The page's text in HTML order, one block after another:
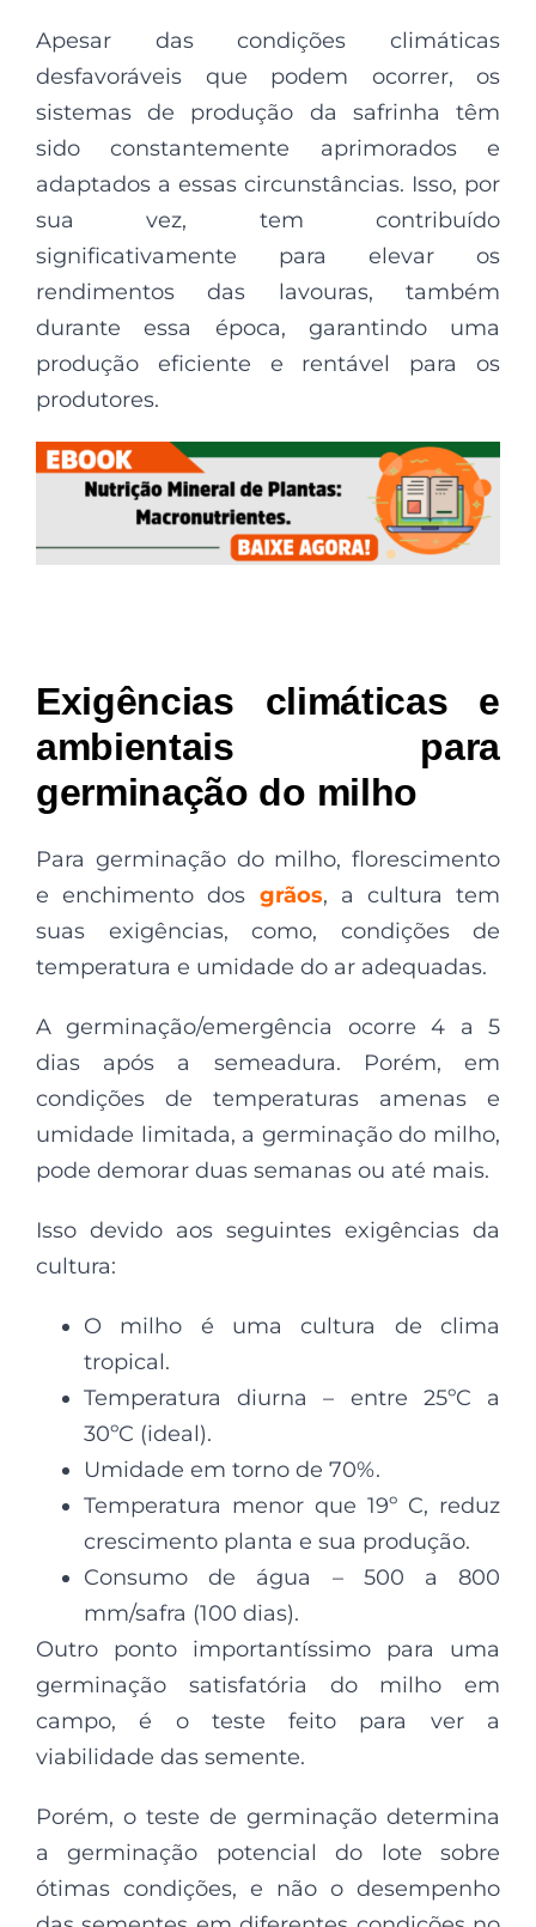
Apesar das condições climáticas
desfavoráveis que podem ocorrer, os
sistemas de produção da safrinha têm
sido constantemente aprimorados e
adaptados a essas circunstâncias. Isso, por
sua vez, tem contribuído
significativamente para elevar os
rendimentos das lavouras, também
durante essa época, garantindo uma
produção eficiente e rentável para os
produtores.
Exigências climáticas e
ambientais para
germinação do milho
Para germinação do milho, florescimento
e enchimento dos grãos, a cultura tem
suas exigências, como, condições de
temperatura e umidade do ar adequadas.
A germinação/emergência ocorre 4 a 5
dias após a semeadura. Porém, em
condições de temperaturas amenas e
umidade limitada, a germinação do milho,
pode demorar duas semanas ou até mais.
Isso devido aos seguintes exigências da
cultura:
O milho é uma cultura de clima
tropical.
Temperatura diurna – entre 25ºC a
30ºC (ideal).
Umidade em torno de 70%.
Temperatura menor que 19º C, reduz
crescimento planta e sua produção.
Consumo de água – 500 a 800
mm/safra (100 dias).
Outro ponto importantíssimo para uma
germinação satisfatória do milho em
campo, é o teste feito para ver a
viabilidade das semente.
Porém, o teste de germinação determina
a germinação potencial do lote sobre
ótimas condições, e não o desempenho